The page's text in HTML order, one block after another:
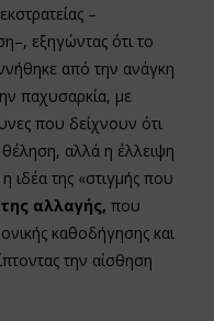
–
εξηγώντας ότι το
από την ανάγκη
παχυσαρκία, με
που δείχνουν ότι
αλλά η έλλειψη
ιδέα της «στιγμής που
αλλαγής, που
καθοδήγησης και
την αίσθηση